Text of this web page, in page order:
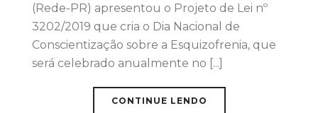
(Rede-PR) apresentou o Projeto de Lei nº
3202/2019 que cria o Dia Nacional de
Conscientização sobre a Esquizofrenia, que
será celebrado anualmente no [...]
CONTINUE LENDO